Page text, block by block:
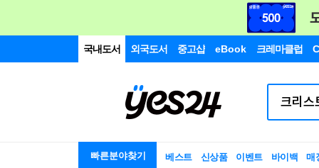
국내도서 외국도서 중고샵 eBook 크레마클럽
빠른분야찾기 베스트 신상품 이벤트 바이백 매